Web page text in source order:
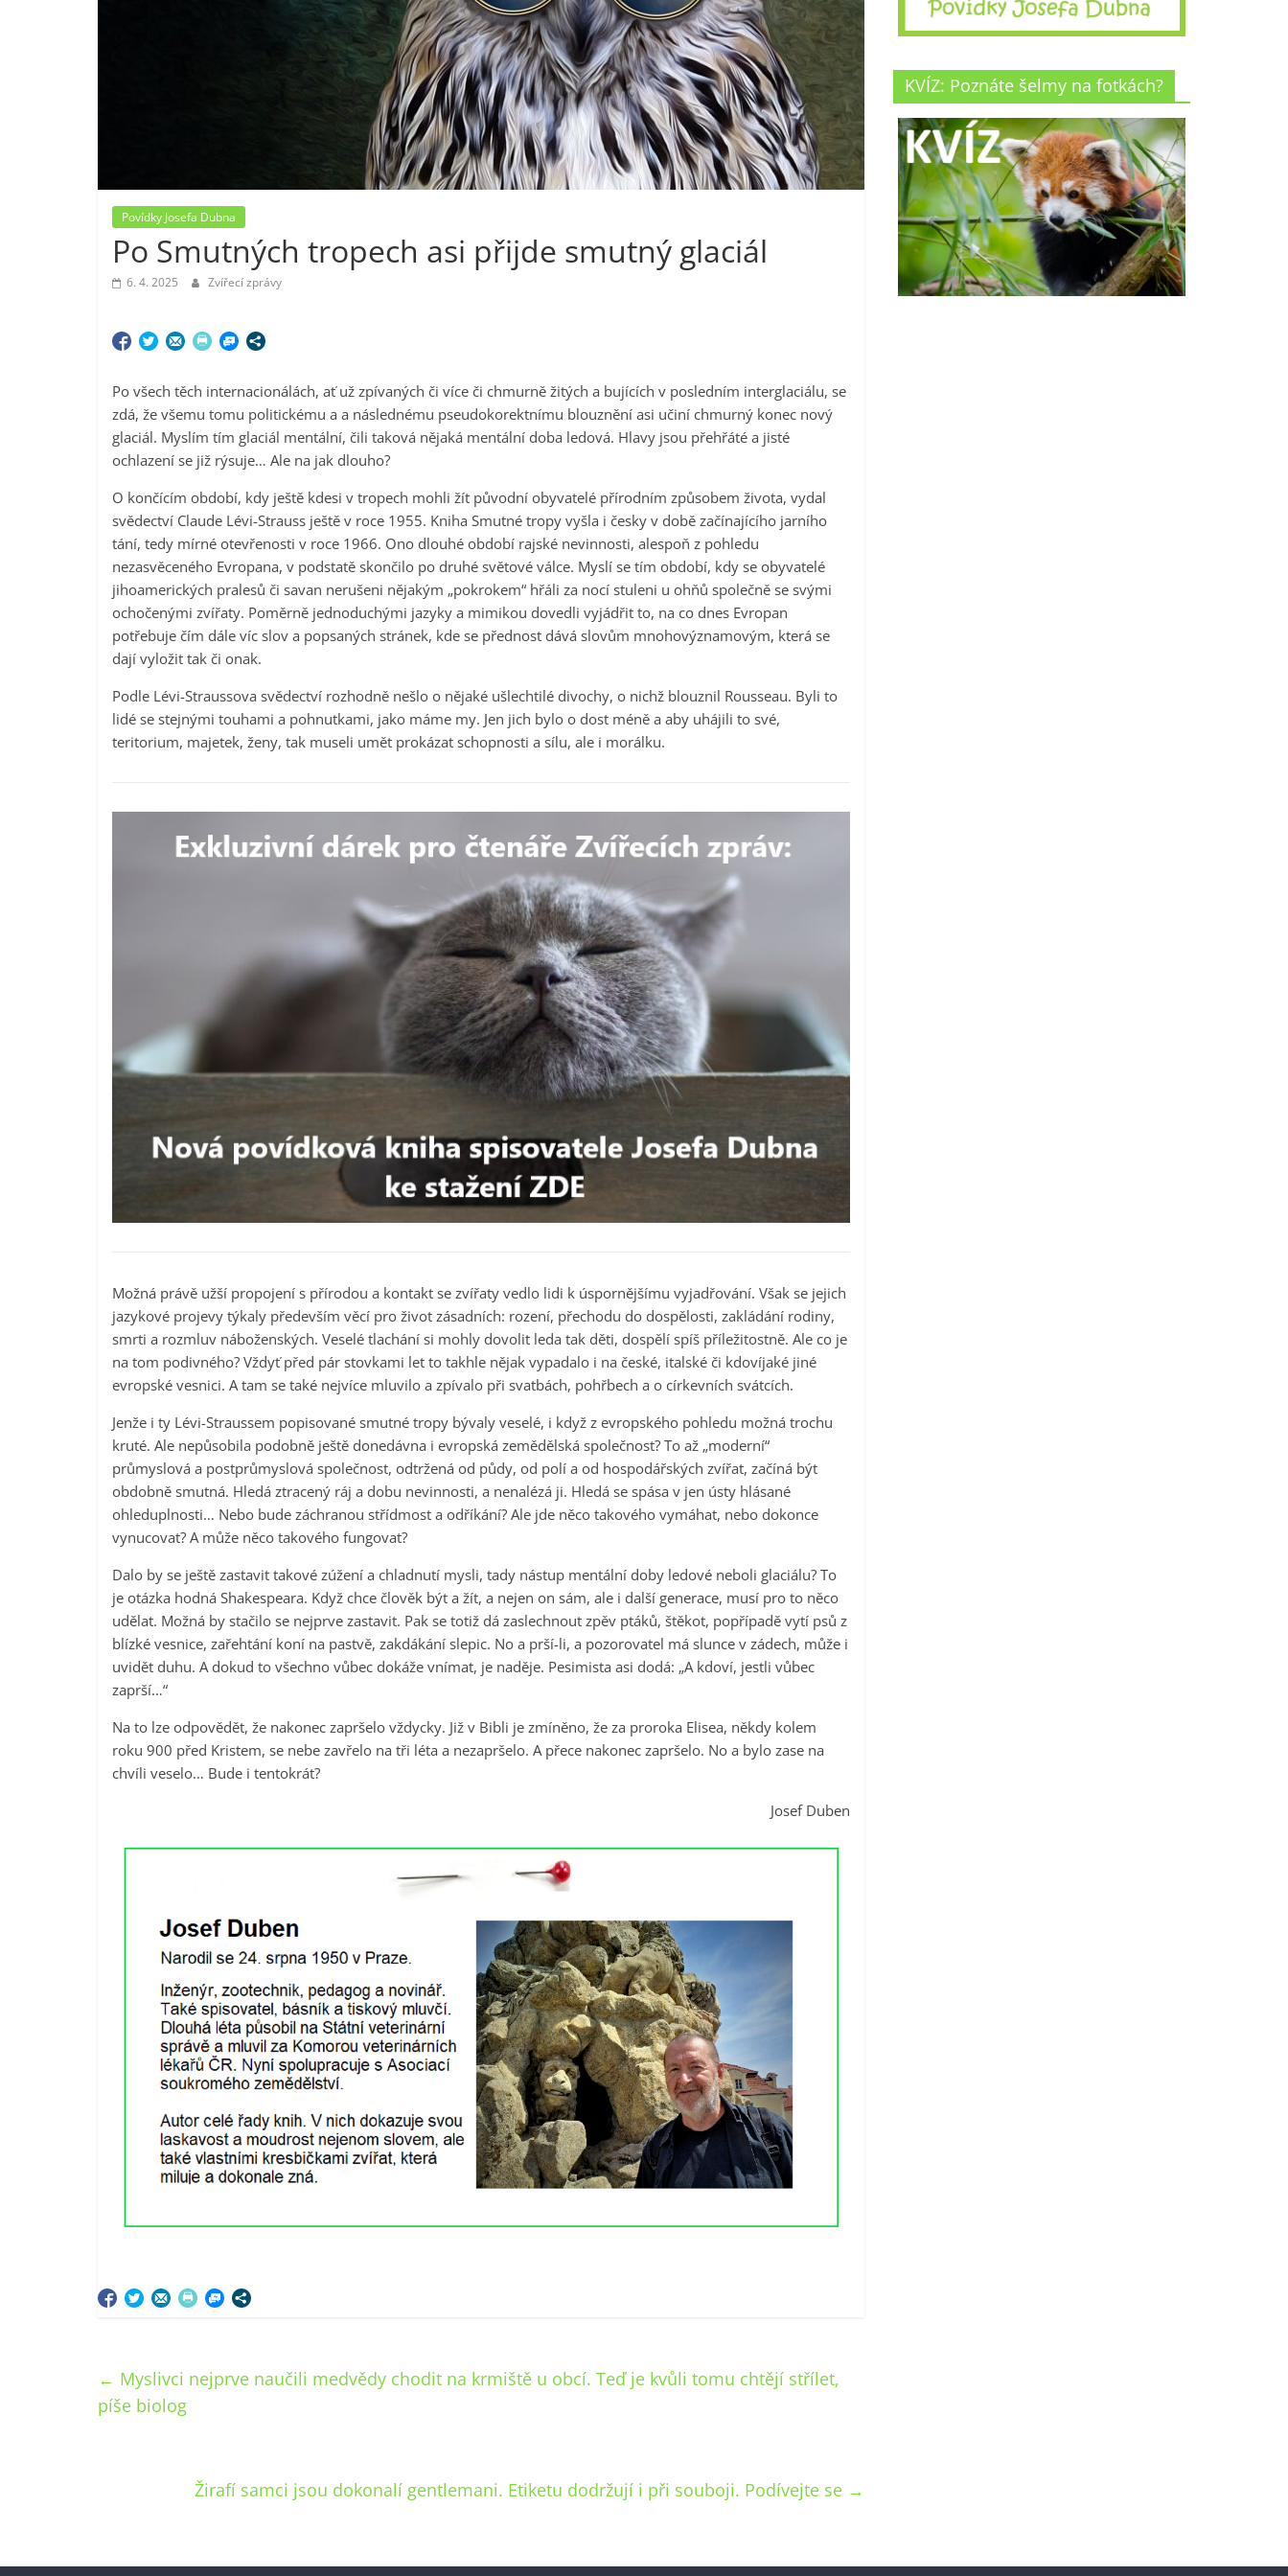
Povídky Josefa Dubna
Po Smutných tropech asi přijde smutný glaciál
6. 4. 2025 Zvířecí zprávy
Po všech těch internacionálách, ať už zpívaných či více či chmurně žitých a bujících v posledním interglaciálu, se
zdá, že všemu tomu politickému a a následnému pseudokorektnímu blouznění asi učiní chmurný konec nový
glaciál. Myslím tím glaciál mentální, čili taková nějaká mentální doba ledová. Hlavy jsou přehřáté a jisté
ochlazení se již rýsuje… Ale na jak dlouho?
O končícím období, kdy ještě kdesi v tropech mohli žít původní obyvatelé přírodním způsobem života, vydal
svědectví Claude Lévi-Strauss ještě v roce 1955. Kniha Smutné tropy vyšla i česky v době začínajícího jarního
tání, tedy mírné otevřenosti v roce 1966. Ono dlouhé období rajské nevinnosti, alespoň z pohledu
nezasvěceného Evropana, v podstatě skončilo po druhé světové válce. Myslí se tím období, kdy se obyvatelé
jihoamerických pralesů či savan nerušeni nějakým „pokrokem“ hřáli za nocí stuleni u ohňů společně se svými
ochočenými zvířaty. Poměrně jednoduchými jazyky a mimikou dovedli vyjádřit to, na co dnes Evropan
potřebuje čím dále víc slov a popsaných stránek, kde se přednost dává slovům mnohovýznamovým, která se
dají vyložit tak či onak.
Podle Lévi-Straussova svědectví rozhodně nešlo o nějaké ušlechtilé divochy, o nichž blouznil Rousseau. Byli to
lidé se stejnými touhami a pohnutkami, jako máme my. Jen jich bylo o dost méně a aby uhájili to své,
teritorium, majetek, ženy, tak museli umět prokázat schopnosti a sílu, ale i morálku.
Možná právě užší propojení s přírodou a kontakt se zvířaty vedlo lidi k úspornějšímu vyjadřování. Však se jejich
jazykové projevy týkaly především věcí pro život zásadních: rození, přechodu do dospělosti, zakládání rodiny,
smrti a rozmluv náboženských. Veselé tlachání si mohly dovolit leda tak děti, dospělí spíš příležitostně. Ale co je
na tom podivného? Vždyť před pár stovkami let to takhle nějak vypadalo i na české, italské či kdovíjaké jiné
evropské vesnici. A tam se také nejvíce mluvilo a zpívalo při svatbách, pohřbech a o církevních svátcích.
Jenže i ty Lévi-Straussem popisované smutné tropy bývaly veselé, i když z evropského pohledu možná trochu
kruté. Ale nepůsobila podobně ještě donedávna i evropská zemědělská společnost? To až „moderní“
průmyslová a postprůmyslová společnost, odtržená od půdy, od polí a od hospodářských zvířat, začíná být
obdobně smutná. Hledá ztracený ráj a dobu nevinnosti, a nenalézá ji. Hledá se spása v jen ústy hlásané
ohleduplnosti… Nebo bude záchranou střídmost a odříkání? Ale jde něco takového vymáhat, nebo dokonce
vynucovat? A může něco takového fungovat?
Dalo by se ještě zastavit takové zúžení a chladnutí mysli, tady nástup mentální doby ledové neboli glaciálu? To
je otázka hodná Shakespeara. Když chce člověk být a žít, a nejen on sám, ale i další generace, musí pro to něco
udělat. Možná by stačilo se nejprve zastavit. Pak se totiž dá zaslechnout zpěv ptáků, štěkot, popřípadě vytí psů z
blízké vesnice, zařehtání koní na pastvě, zakdákání slepic. No a prší-li, a pozorovatel má slunce v zádech, může i
uvidět duhu. A dokud to všechno vůbec dokáže vnímat, je naděje. Pesimista asi dodá: „A kdoví, jestli vůbec
zaprší…“
Na to lze odpovědět, že nakonec zapršelo vždycky. Již v Bibli je zmíněno, že za proroka Elisea, někdy kolem
roku 900 před Kristem, se nebe zavřelo na tři léta a nezapršelo. A přece nakonec zapršelo. No a bylo zase na
chvíli veselo… Bude i tentokrát?
Josef Duben
← Myslivci nejprve naučili medvědy chodit na krmiště u obcí. Teď je kvůli tomu chtějí střílet,
píše biolog
Žirafí samci jsou dokonalí gentlemani. Etiketu dodržují i při souboji. Podívejte se →
KVÍZ: Poznáte šelmy na fotkách?